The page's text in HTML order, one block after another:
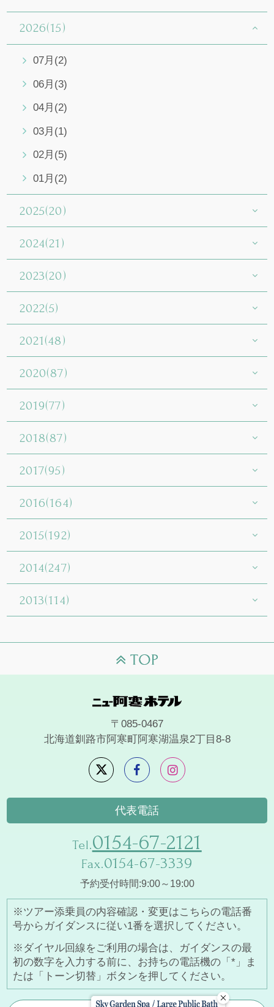
2026(15)
07月(2)
06月(3)
04月(2)
03月(1)
02月(5)
01月(2)
2025(20)
2024(21)
2023(20)
2022(5)
2021(48)
2020(87)
2019(77)
2018(87)
2017(95)
2016(164)
2015(192)
2014(247)
2013(114)
〒085-0467
北海道釧路市阿寒町阿寒湖温泉2丁目8-8
代表電話
Tel.0154-67-2121
Fax.0154-67-3339
予約受付時間:9:00～19:00
※ツアー添乗員の内容確認・変更はこちらの電話番
号からガイダンスに従い1番を選択してください。
※ダイヤル回線をご利用の場合は、ガイダンスの最
初の数字を入力する前に、お持ちの電話機の「*」ま
たは「トーン切替」ボタンを押してください。